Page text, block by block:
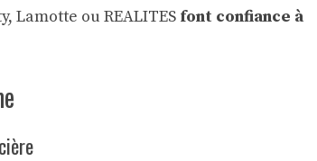
Lamotte ou REALITES font confiance à